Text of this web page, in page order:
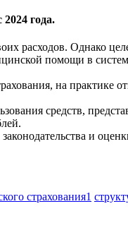
года.
расходов. Однако
помощи в
на практике
средств,
и
страхования1